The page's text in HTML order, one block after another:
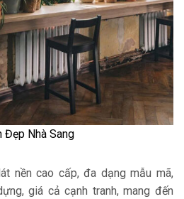
Đẹp Nhà Sang
nền cao cấp, đa dạng mẫu mã,
giá cả cạnh tranh, mang đến